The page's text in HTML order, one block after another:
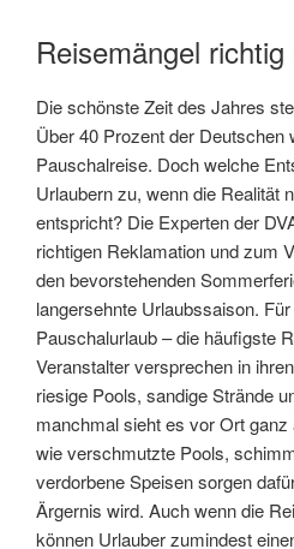
Reisemängel
Die schönste Zeit des Jahres
Über 40 Prozent der Deutschen
Pauschalreise. Doch welche
Urlaubern zu, wenn die Realität
entspricht? Die Experten der
richtigen Reklamation und zum
den bevorstehenden
langersehnte Urlaubssaison.
Pauschalurlaub – die häufigste
Veranstalter versprechen in
riesige Pools, sandige Strände
manchmal sieht es vor Ort
wie verschmutzte Pools,
verdorbene Speisen sorgen
Ärgernis wird. Auch wenn die
können Urlauber zumindest